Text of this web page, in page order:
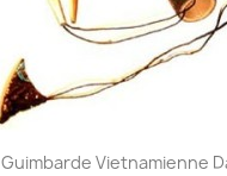
Guimbarde Vietnamienne